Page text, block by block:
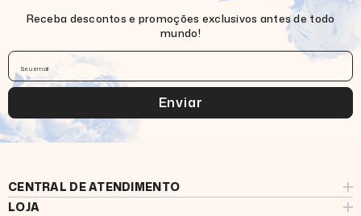
Receba descontos e promoções exclusivos antes de todo
mundo!
Seu email
Enviar
CENTRAL DE ATENDIMENTO
LOJA